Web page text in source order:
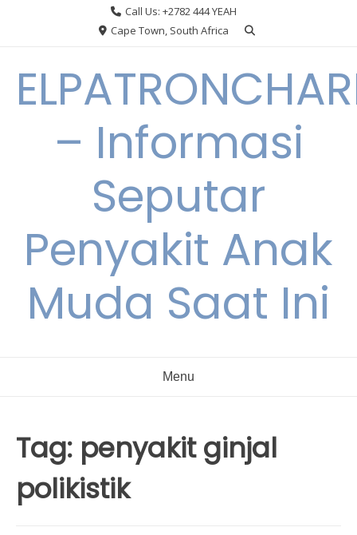
Call Us: +2782 444 YEAH
Cape Town, South Africa
– Informasi
Seputar
Penyakit Anak
Muda Saat Ini
Menu
Tag: penyakit ginjal
polikistik